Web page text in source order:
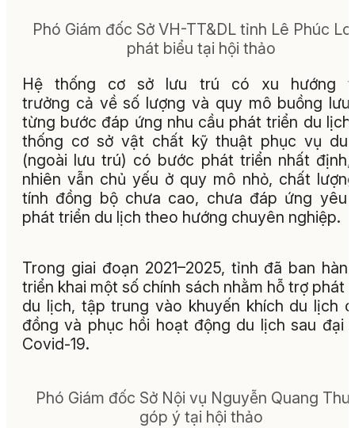
Phó Giám đốc Sở VH-TT&DL tỉnh Lê Phúc
phát biểu tại hội thảo
Hệ thống cơ sở lưu trú có xu hướng
trưởng cả về số lượng và quy mô buồng lưu
từng bước đáp ứng nhu cầu phát triển du
thống cơ sở vậtchất kỹ thuật phục vụ du
(ngoài lưu trú) có bước phát triển nhất
nhiên vẫn chủ yếu ở quy mô nhỏ, chất
tính đồng bộ chưa cao, chưa đáp ứng yêu
phát triển du lịch theo hướng chuyên nghiệp.
Trong giai đoạn 2021–2025, tỉnh đã ban
triển khai một số chính sách nhằm hỗ trợ phát
du lịch, tập trung vào khuyến khích du lịch
đồng và phục hồi hoạt động du lịch sau đại
Covid-19.
Phó Giám đốc Sở Nội vụ Nguyễn Quang
góp ý tại hội thảo